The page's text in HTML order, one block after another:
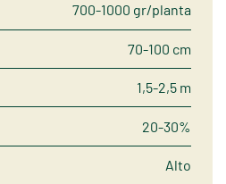
700-1000 gr/planta
70-100 cm
1,5-2,5 m
20-30%
Alto